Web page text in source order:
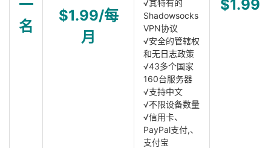
一
名
$1.99/每
月
√其特有的
Shadowsocks
VPN协议
√安全的管辖权
和无日志政策
√43多个国家
160台服务器
√支持中文
√不限设备数量
√信用卡、
PayPal支付,、
支付宝
$1.99